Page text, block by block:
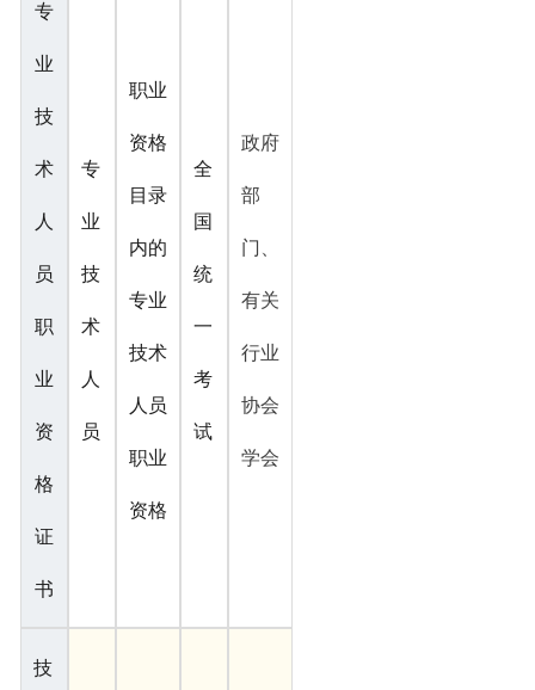
专
业
技
术
人
员
职
业
资
格
证
书
专
业
技
术
人
员
职业
资格
目录
内的
专业
技术
人员
职业
资格
全
国
统
一
考
试
政府
部
门、
有关
行业
协会
学会
技